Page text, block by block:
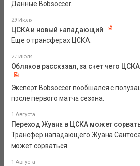
Данные Bobsoccer.
29 Июля
ЦСКА и новый нападающий
Еще о трансферах ЦСКА.
27 Июля
Обляков рассказал, за счет чего
Эксперт Bobsoccer пообщался с
после первого матча сезона.
1 Августа
Переход Жуана в ЦСКА может
Трансфер нападающего Жуана
может сорваться.
1 Августа